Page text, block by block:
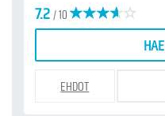
7.2/ 10
EHDOT